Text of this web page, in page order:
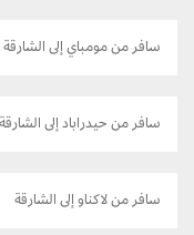
سافر من مومباي إلى الشارقة
سافر من حيدراباد إلى الشارقة
سافر من لاكناو إلى الشارقة